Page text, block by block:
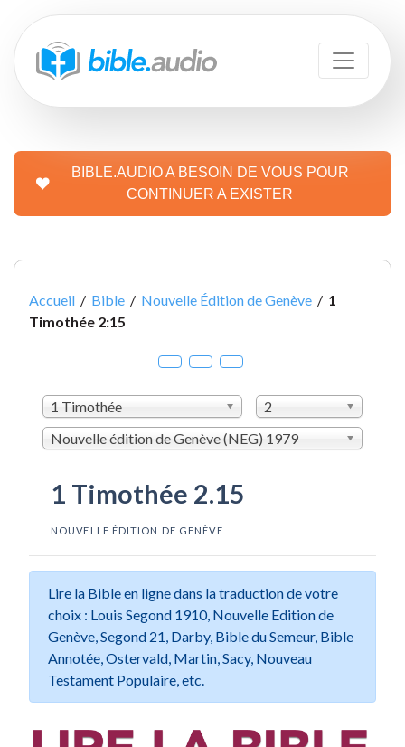
BIBLE.AUDIO A BESOIN DE VOUS POUR
CONTINUER A EXISTER
Accueil / Bible / Nouvelle Édition de Genève / 1
Timothée 2:15
1 Timothée
2
Nouvelle édition de Genève (NEG) 1979
1 Timothée 2.15
NOUVELLE ÉDITION DE GENÈVE
Lire la Bible en ligne dans la traduction de votre
choix : Louis Segond 1910, Nouvelle Edition de
Genève, Segond 21, Darby, Bible du Semeur, Bible
Annotée, Ostervald, Martin, Sacy, Nouveau
Testament Populaire, etc.